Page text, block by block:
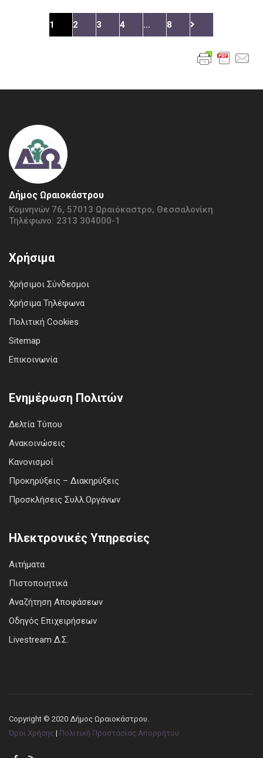
1 2 3 4 … 8
Δήμος Ωραιοκάστρου
Κομνηνών 76, 57013 Ωραιόκαστρο, Θεσσαλονίκη
Τηλέφωνο: 2313 304000-1
Χρήσιμα
Χρήσιμοι Σύνδεσμοι
Χρήσιμα Τηλέφωνα
Πολιτική Cookies
Sitemap
Επικοινωνία
Ενημέρωση Πολιτών
Δελτία Τύπου
Ανακοινώσεις
Κανονισμοί
Προκηρύξεις – Διακηρύξεις
Προσκλήσεις Συλλ.Οργάνων
Ηλεκτρονικές Υπηρεσίες
Αιτήματα
Πιστοποιητικά
Αναζήτηση Αποφάσεων
Οδηγός Επιχειρήσεων
Livestream Δ.Σ.
Copyright © 2020 Δήμος Ωραιοκάστρου.
Όροι Χρήσης | Πολιτική Προστασίας Απορρήτου